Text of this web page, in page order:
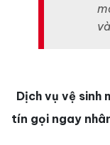
Dịch vụ vệ sinh
tín gọi ngay